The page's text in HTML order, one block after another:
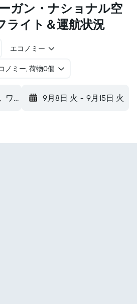
ガン・ナショナル空
ライト＆運航状況
エコノミー
ノミー, 荷物0個
ワシントン レーガン・ナショナル空港 (DCA) 9月8日 火 - 9月15日 火